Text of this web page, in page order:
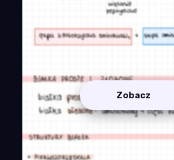
Zobacz